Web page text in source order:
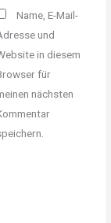
Name, E-Mail-
und
in diesem
für
nächsten